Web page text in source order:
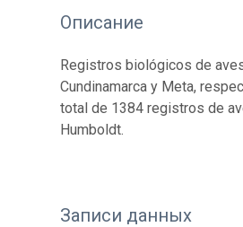
Описание
Registros biológicos de
Cundinamarca y Meta,
total de 1384 registros de
Humboldt.
Записи данных